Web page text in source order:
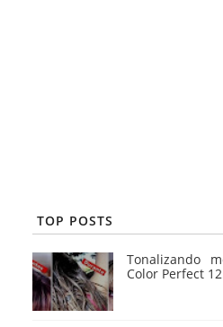
TOP POSTS
Tonalizando
Color Perfect